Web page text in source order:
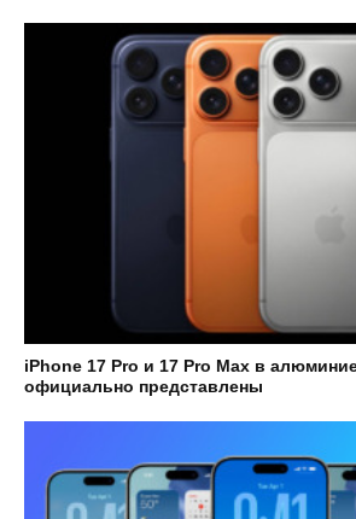
iPhone 17 Pro и 17 Pro Max в
официально представлены